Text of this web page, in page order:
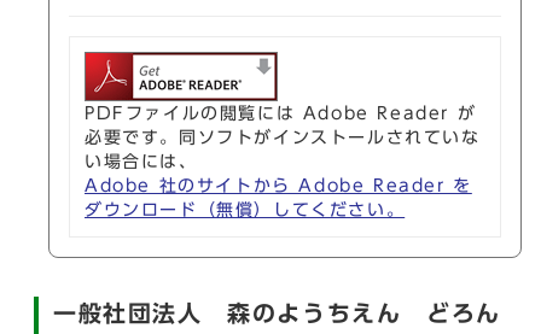
PDFファイルの閲覧には Adobe Reader が
必要です。同ソフトがインストールされていな
い場合には、
Adobe 社のサイトから Adobe Reader を
ダウンロード（無償）してください。
一般社団法人 森のようちえん どろん